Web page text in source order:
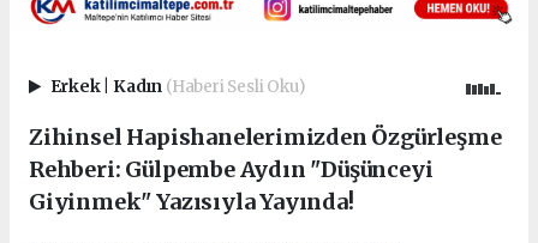
Erkek Kadın (Haberi Sesli Oku)
Zihinsel Hapishanelerimizden Özgürleşme
Rehberi: Gülpembe Aydın "Düşünceyi
Giyinmek" Yazısıyla Yayında!